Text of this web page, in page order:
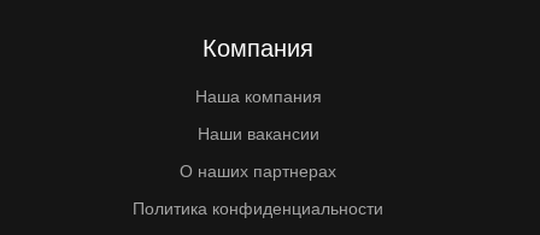
Компания
Наша компания
Наши вакансии
О наших партнерах
Политика конфиденциальности